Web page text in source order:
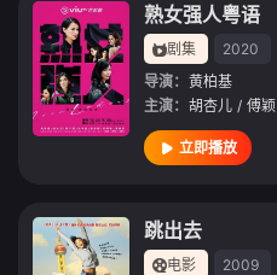
熟女强人粤语
剧集 2020
导演： 黄柏基
主演： 胡杏儿 / 傅颖
立即播放
跳出去
电影 2009